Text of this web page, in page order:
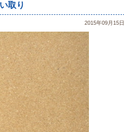
取り
2015年09月15日